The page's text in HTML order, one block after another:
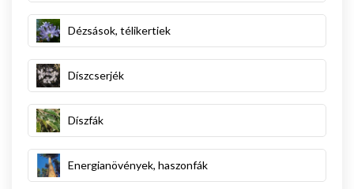
Dézsások, télikertiek
Díszcserjék
Díszfák
Energianövények, haszonfák